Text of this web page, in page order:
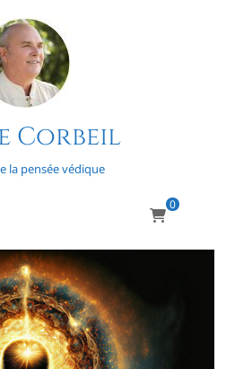
Corbeil
la pensée védique
0